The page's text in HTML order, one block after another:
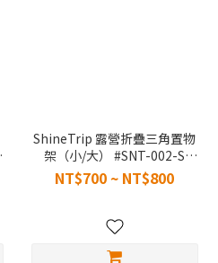
ShineTrip 露營折疊三角置物
架（小/大） #SNT-002-S
#SNT-002-L
NT$700 ~ NT$800